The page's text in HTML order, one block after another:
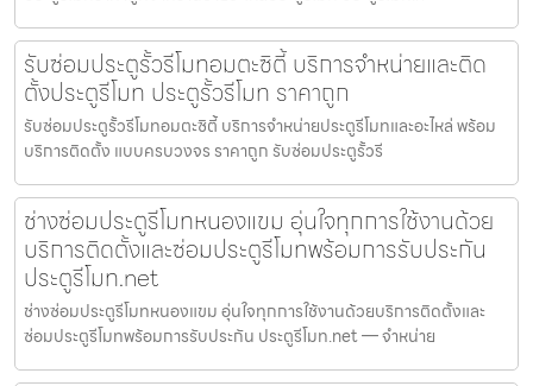
รับซ่อมประตูรั้วรีโมทอมตะซิตี้ บริการจำหน่ายและติด
ตั้งประตูรีโมท ประตูรั้วรีโมท ราคาถูก
รับซ่อมประตูรั้วรีโมทอมตะซิตี้ บริการจำหน่ายประตูรีโมทและอะไหล่ พร้อม
บริการติดตั้ง แบบครบวงจร ราคาถูก รับซ่อมประตูรั้วรี
ช่างซ่อมประตูรีโมทหนองแขม อุ่นใจทุกการใช้งานด้วย
บริการติดตั้งและซ่อมประตูรีโมทพร้อมการรับประกัน
ประตูรีโมท.net
ช่างซ่อมประตูรีโมทหนองแขม อุ่นใจทุกการใช้งานด้วยบริการติดตั้งและ
ซ่อมประตูรีโมทพร้อมการรับประกัน ประตูรีโมท.net — จำหน่าย